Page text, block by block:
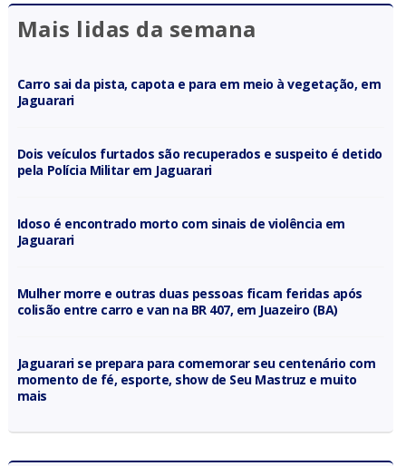
Mais lidas da semana
Carro sai da pista, capota e para em meio à vegetação, em
Jaguarari
Dois veículos furtados são recuperados e suspeito é detido
pela Polícia Militar em Jaguarari
Idoso é encontrado morto com sinais de violência em
Jaguarari
Mulher morre e outras duas pessoas ficam feridas após
colisão entre carro e van na BR 407, em Juazeiro (BA)
Jaguarari se prepara para comemorar seu centenário com
momento de fé, esporte, show de Seu Mastruz e muito
mais